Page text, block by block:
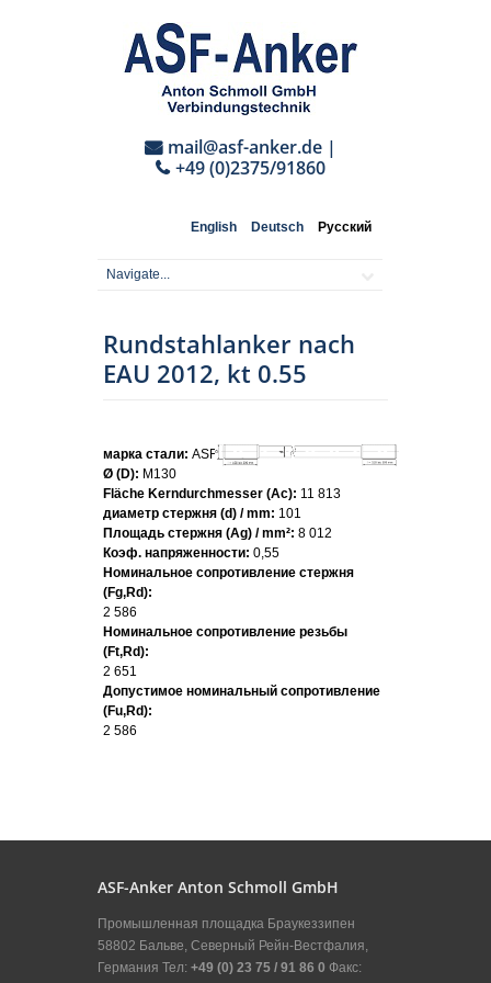
mail@asf-anker.de|
+49 (0)2375/91860
English Deutsch Русский
Rundstahlanker nach
EAU 2012, kt 0.55
марка стали: ASF355
Ø (D): M130
Fläche Kerndurchmesser (Ac): 11 813
диаметр стержня (d) / mm: 101
Площадь стержня (Ag) / mm²: 8 012
Коэф. напряженности: 0,55
Номинальное сопротивление стержня
(Fg,Rd):
2 586
Номинальное сопротивление резьбы
(Ft,Rd):
2 651
Допустимое номинальный сопротивление
(Fu,Rd):
2 586
ASF-Anker Anton Schmoll GmbH
Промышленная площадка Браукеззипен
58802 Бальве, Северный Рейн-Вестфалия,
Германия Тел: +49 (0) 23 75 / 91 86 0 Факс: